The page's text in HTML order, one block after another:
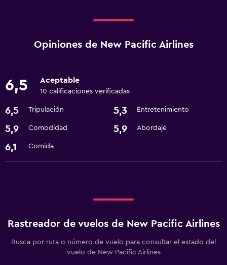
Opiniones de New Pacific Airlines
6,5 Aceptable
10 calificaciones verificadas
6,5 Tripulación 5,3 Entretenimiento
5,9 Comodidad 5,9 Abordaje
6,1 Comida
Rastreador de vuelos de New Pacific Airlines
Busca por ruta o número de vuelo para consultar el estado del
vuelo de New Pacific Airlines